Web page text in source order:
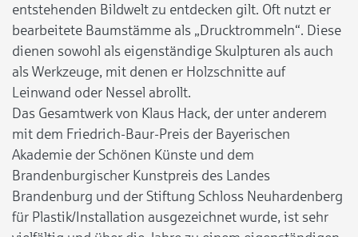
entstehenden Bildwelt zu entdecken gilt. Oft nutzt er
bearbeitete Baumstämme als „Drucktrommeln“. Diese
dienen sowohl als eigenständige Skulpturen als auch
als Werkzeuge, mit denen er Holzschnitte auf
Leinwand oder Nessel abrollt.
Das Gesamtwerk von Klaus Hack, der unter anderem
mit dem Friedrich-Baur-Preis der Bayerischen
Akademie der Schönen Künste und dem
Brandenburgischer Kunstpreis des Landes
Brandenburg und der Stiftung Schloss Neuhardenberg
für Plastik/Installation ausgezeichnet wurde, ist sehr